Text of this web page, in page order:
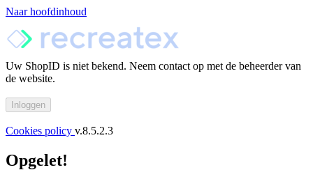
Naar hoofdinhoud
Uw ShopID is niet bekend. Neem contact op met de beheerder van
de website.
Cookies policy v.8.5.2.3
Opgelet!